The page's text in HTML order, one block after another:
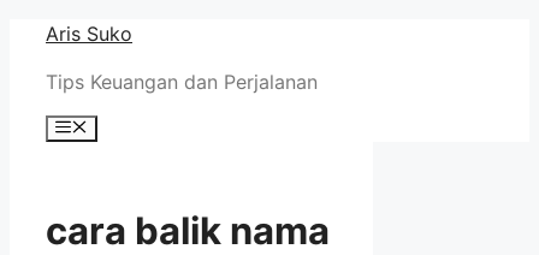
Skip
content
Aris Suko
Tips Keuangan dan Perjalanan
Menu
cara balik nama